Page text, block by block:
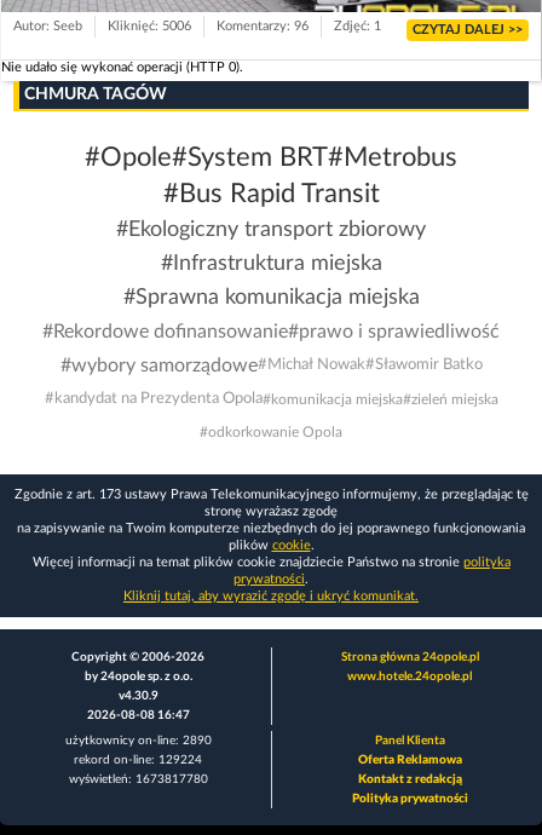
Autor: Seeb Kliknięć: 5006 Komentarzy: 96 Zdjęć: 1 CZYTAJ DALEJ >>
Nie udało się wykonać operacji (HTTP 0).
CHMURA TAGÓW
#Opole#System BRT#Metrobus
#Bus Rapid Transit
#Ekologiczny transport zbiorowy
#Infrastruktura miejska
#Sprawna komunikacja miejska
#Rekordowe dofinansowanie#prawo i sprawiedliwość
#wybory samorządowe#Michał Nowak#Sławomir Batko
#kandydat na Prezydenta Opola#komunikacja miejska#zieleń miejska
#odkorkowanie Opola
Zgodnie z art. 173 ustawy Prawa Telekomunikacyjnego informujemy, że przeglądając tę
stronę wyrażasz zgodę
na zapisywanie na Twoim komputerze niezbędnych do jej poprawnego funkcjonowania
plików cookie.
Więcej informacji na temat plików cookie znajdziecie Państwo na stronie polityka
prywatności.
Kliknij tutaj, aby wyrazić zgodę i ukryć komunikat.
Copyright © 2006-2026
by 24opole sp. z o.o.
v4.30.9
2026-08-08 16:47
Strona główna 24opole.pl
www.hotele.24opole.pl
użytkownicy on-line: 2890
rekord on-line: 129224
wyświetleń: 1673817780
Panel Klienta
Oferta Reklamowa
Kontakt z redakcją
Polityka prywatności